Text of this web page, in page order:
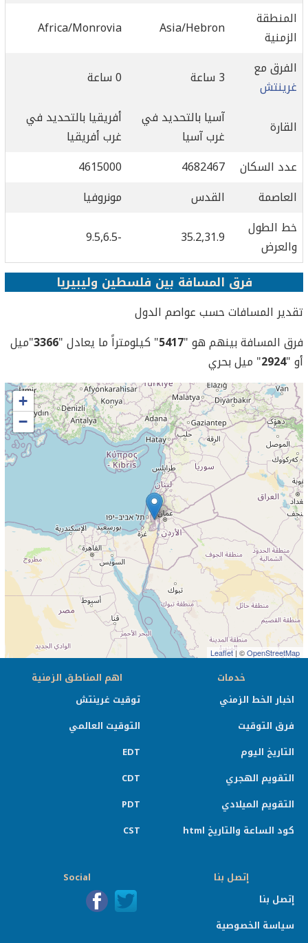
المنطقة
الزمنية
Asia/Hebron
Africa/Monrovia
الفرق مع
غرينتش
3 ساعة 0 ساعة
القارة
آسيا بالتحديد في
غرب آسيا
أفريقيا بالتحديد في
غرب أفريقيا
عدد السكان
4682467
4615000
العاصمة
القدس
مونروفيا
خط الطول
والعرض
35.2,31.9
-9.5,6.5
فرق المسافة بين فلسطين وليبيريا
تقدير المسافات حسب عواصم الدول
فرق المسافة بينهم هو "5417" كيلومتراً ما يعادل "3366"ميل
أو "2924" ميل بحري
+
−
Leaflet| ©OpenStreetMap
خدمات
اخبار الخط الزمني
فرق التوقيت
التاريخ اليوم
التقويم الهجري
التقويم الميلادي
كود الساعة والتاريخ html
اهم المناطق الزمنية
توقيت غرينتش
التوقيت العالمي
EDT
CDT
PDT
CST
إتصل بنا
إتصل بنا
سياسة الخصوصية
Social